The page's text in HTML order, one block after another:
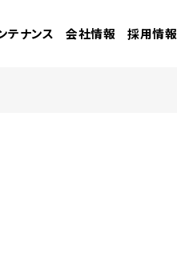
テナンス 会社情報 採用情報